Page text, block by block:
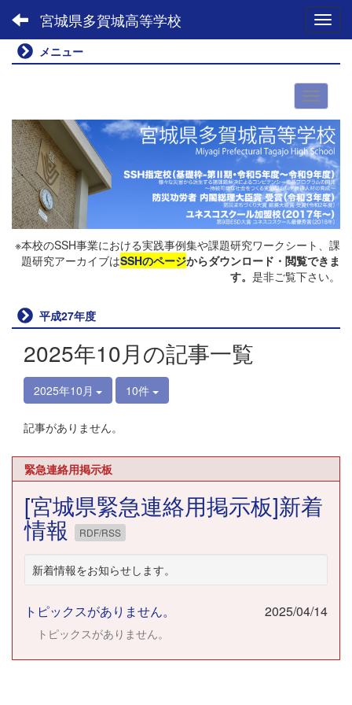
宮城県多賀城高等学校
メニュー
※本校のSSH事業における実践事例集や課題研究ワークシート、課
題研究アーカイブはSSHのページからダウンロード・閲覧できま
す。 是非ご覧下さい。
平成27年度
2025年10月の記事一覧
2025年10月 10件
記事がありません。
緊急連絡用掲示板
[宮城県緊急連絡用掲示板]新着
情報 RDF/RSS
新着情報をお知らせします。
トピックスがありません。 2025/04/14
トピックスがありません。